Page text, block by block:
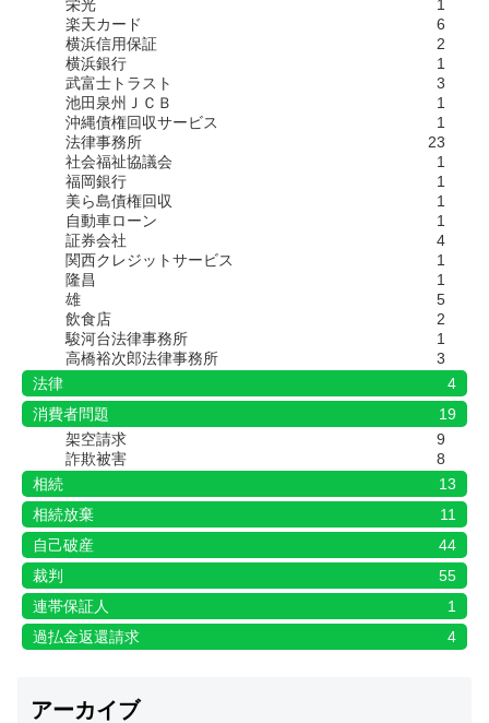
栄光
1
楽天カード
6
横浜信用保証
2
横浜銀行
1
武富士トラスト
3
池田泉州ＪＣＢ
1
沖縄債権回収サービス
1
法律事務所
23
社会福祉協議会
1
福岡銀行
1
美ら島債権回収
1
自動車ローン
1
証券会社
4
関西クレジットサービス
1
隆昌
1
雄
5
飲食店
2
駿河台法律事務所
1
高橋裕次郎法律事務所
3
法律
4
消費者問題
19
架空請求
9
詐欺被害
8
相続
13
相続放棄
11
自己破産
44
裁判
55
連帯保証人
1
過払金返還請求
4
アーカイブ